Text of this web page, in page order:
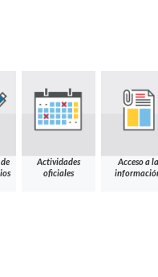
Actividades
oficiales
Acceso a la